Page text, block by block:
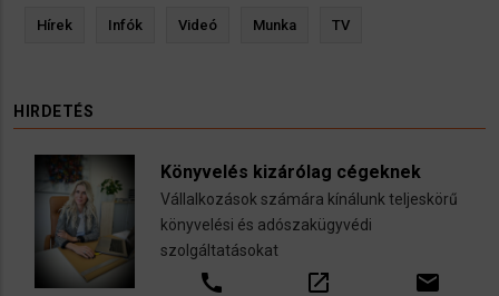
Hírek Infók Videó Munka TV
HIRDETÉS
Könyvelés kizárólag cégeknek
Vállalkozások számára kínálunk teljeskörű
könyvelési és adószakügyvédi
szolgáltatásokat
call open_in_new email